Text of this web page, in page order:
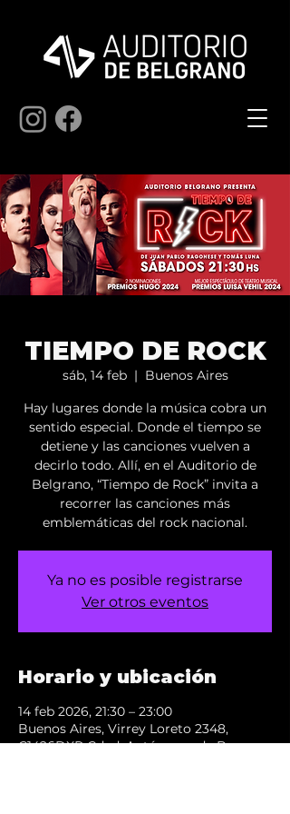
TIEMPO DE ROCK
sáb, 14 feb
  |
Buenos Aires
Hay lugares donde la música cobra un
sentido especial. Donde el tiempo se
detiene y las canciones vuelven a
decirlo todo. Allí, en el Auditorio de
Belgrano, “Tiempo de Rock” invita a
recorrer las canciones más
emblemáticas del rock nacional.
Ya no es posible registrarse
Ver otros eventos
Horario y ubicación
14 feb 2026, 21:30 – 23:00
Buenos Aires, Virrey Loreto 2348,
C1426DXR Cdad. Autónoma de Buenos